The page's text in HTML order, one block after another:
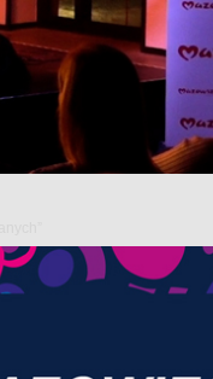
zarówno klasyczne i